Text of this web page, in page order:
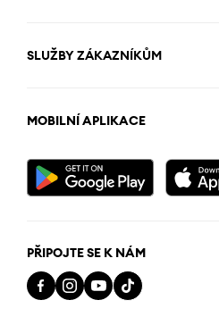
SLUŽBY ZÁKAZNÍKŮM
MOBILNÍ APLIKACE
PŘIPOJTE SE K NÁM